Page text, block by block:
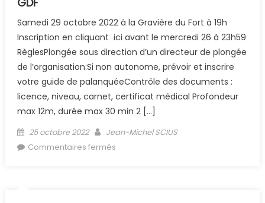
Samedi 29 octobre 2022 à la Gravière du Fort à 19h
Inscription en cliquant ici avant le mercredi 26 à 23h59
RèglesPlongée sous direction d’un directeur de plongée
de l’organisation:Si non autonome, prévoir et inscrire
votre guide de palanquéeContrôle des documents :
licence, niveau, carnet, certificat médical Profondeur
max 12m, durée max 30 min 2 […]
Posted on
25 octobre 2022 Author
Jean-Michel SCIUS
Commentaires fermés